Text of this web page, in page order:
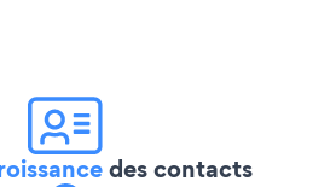
des contacts